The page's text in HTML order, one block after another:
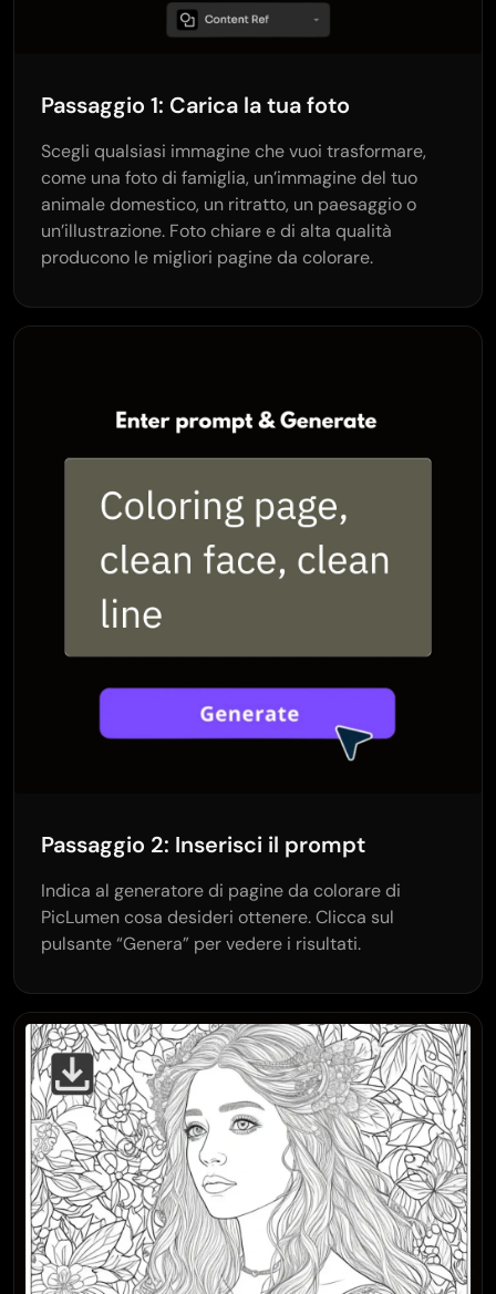
Passaggio 1: Carica la tua foto
Scegli qualsiasi immagine che vuoi trasformare,
come una foto di famiglia, un’immagine del tuo
animale domestico, un ritratto, un paesaggio o
un’illustrazione. Foto chiare e di alta qualità
producono le migliori pagine da colorare.
Passaggio 2: Inserisci il prompt
Indica al generatore di pagine da colorare di
PicLumen cosa desideri ottenere. Clicca sul
pulsante “Genera” per vedere i risultati.